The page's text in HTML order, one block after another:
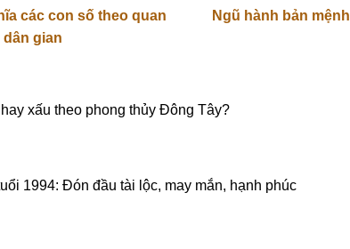
các con số theo quan
dân gian
Ngũ hành bản mệnh
xấu theo phong thủy Đông Tây?
1994: Đón đầu tài lộc, may mắn, hạnh phúc